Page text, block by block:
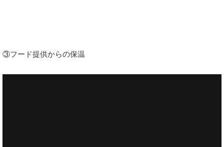
③フード提供からの保温